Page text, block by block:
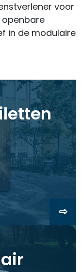
voor
openbare
in de modulaire